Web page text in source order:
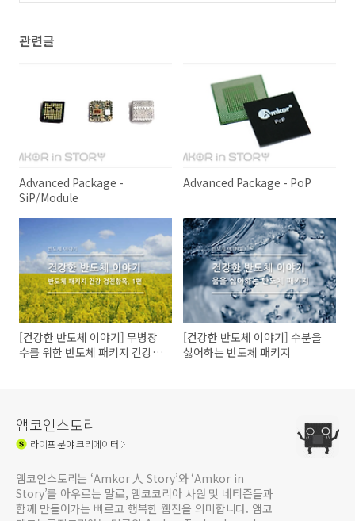
관련글
Advanced Package -
SiP/Module
Advanced Package - PoP
[건강한 반도체 이야기] 무병장
수를 위한 반도체 패키지 건강
[건강한 반도체 이야기] 수분을
싫어하는 반도체 패키지
앰코인스토리
라이프분야 크리에이터
앰코인스토리는 ‘Amkor 人 Story’와 ‘Amkor in
Story’를 아우르는 말로, 앰코코리아 사원 및 네티즌들과
함께 만들어가는 빠르고 행복한 웹진을 의미합니다. 앰코